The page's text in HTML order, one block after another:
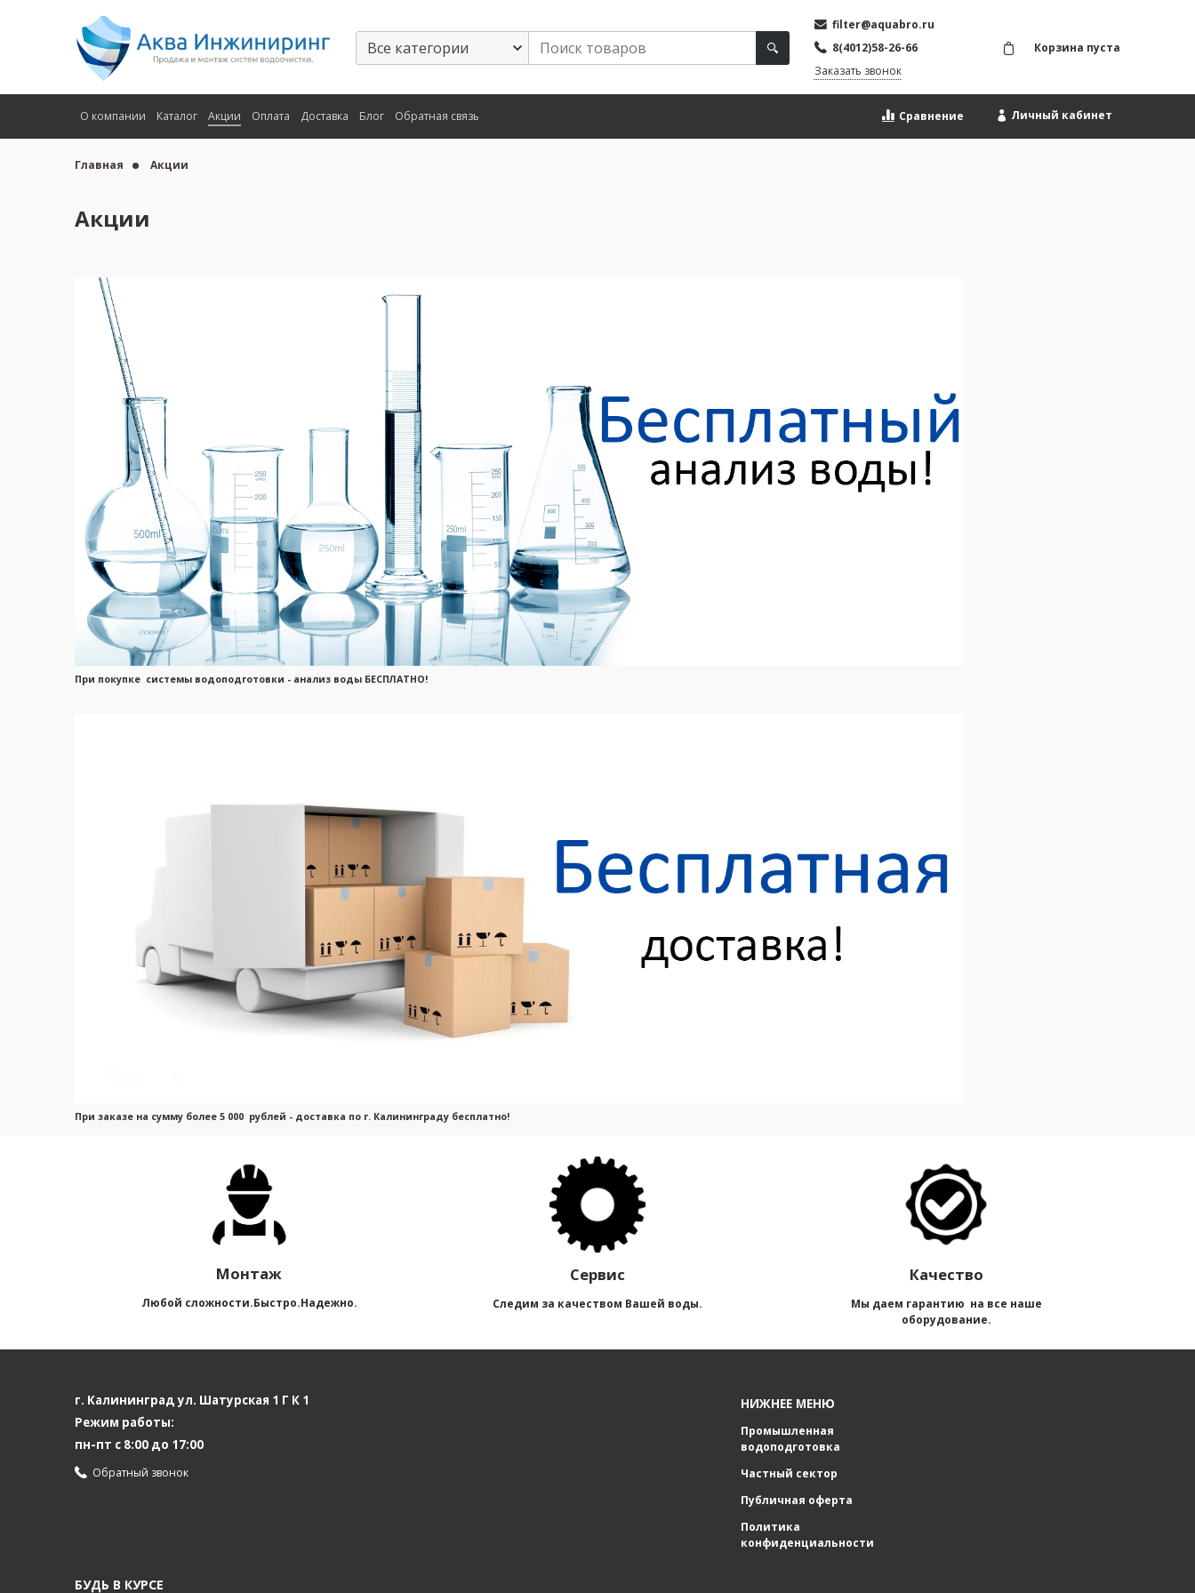
filter@aquabro.ru
8(4012)58-26-66
Заказать звонок
Корзина пуста
Сравнение Личный кабинет
О компании Каталог Акции Оплата Доставка Блог Обратная связь
Главная Акции
Акции
При покупке системы водоподготовки - анализ воды БЕСПЛАТНО!
При заказе на сумму более 5 000 рублей - доставка по г. Калининграду бесплатно!
Монтаж
Любой сложности.Быстро.Надежно.
Сервис
Следим за качеством Вашей воды.
Качество
Мы даем гарантию на все наше
оборудование.
г. Калининград ул. Шатурская 1 Г К 1
Режим работы:
пн-пт с 8:00 до 17:00
Обратный звонок
НИЖНЕЕ МЕНЮ
Промышленная
водоподготовка
Частный сектор
Публичная оферта
Политика
конфиденциальности
БУДЬ В КУРСЕ